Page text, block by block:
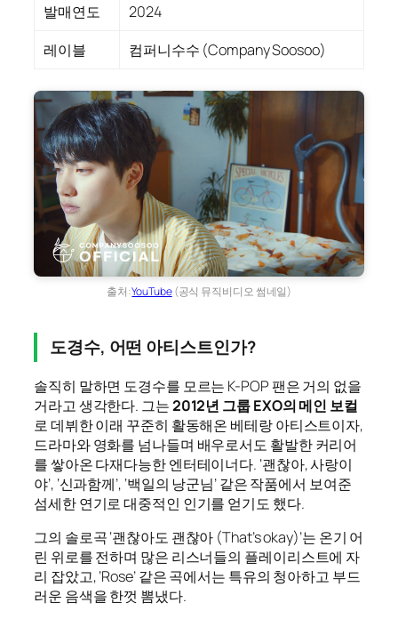
발매연도
2024
레이블
컴퍼니수수 (Company Soosoo)
출처:YouTube(공식 뮤직비디오 썸네일)
도경수, 어떤 아티스트인가?
솔직히 말하면 도경수를 모르는 K-POP 팬은 거의 없을
거라고 생각한다. 그는2012년 그룹 EXO의 메인 보컬
로 데뷔한 이래 꾸준히 활동해온 베테랑 아티스트이자,
드라마와 영화를 넘나들며 배우로서도 활발한 커리어
를 쌓아온 다재다능한 엔터테이너다. ‘괜찮아, 사랑이
야’, ‘신과함께’, ‘백일의 낭군님’ 같은 작품에서 보여준
섬세한 연기로 대중적인 인기를 얻기도 했다.
그의 솔로곡 ‘괜찮아도 괜찮아 (That’s okay)’는 온기 어
린 위로를 전하며 많은 리스너들의 플레이리스트에 자
리 잡았고, ‘Rose’ 같은 곡에서는 특유의 청아하고 부드
러운 음색을 한껏 뽐냈다.